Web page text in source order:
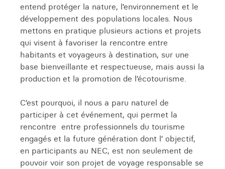
entend protéger la nature, l’environnement et le
développement des populations locales. Nous
mettons en pratique plusieurs actions et projets
qui visent à favoriser la rencontre entre
habitants et voyageurs à destination, sur une
base bienveillante et respectueuse, mais aussi la
production et la promotion de l’écotourisme.
C’est pourquoi, il nous a paru naturel de
participer à cet événement, qui permet la
rencontre entre professionnels du tourisme
engagés et la future génération dont l’ objectif,
en participants au NEC, est non seulement de
pouvoir voir son projet de voyage responsable se